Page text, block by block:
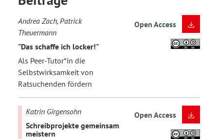
Andrea Zach, Patrick
Theuermann
"Das schaffe ich locker!"
Als Peer-Tutor*in die
Selbstwirksamkeit von
Ratsuchenden fördern
Open Access
Katrin Girgensohn
Schreibprojekte gemeinsam
meistern
Open Access